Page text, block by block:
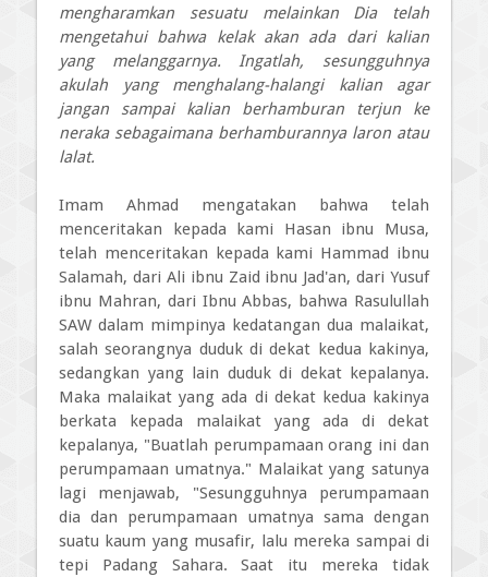
mengharamkan sesuatu melainkan Dia telah
mengetahui bahwa kelak akan ada dari kalian
yang melanggarnya. Ingatlah, sesungguhnya
akulah yang menghalang-halangi kalian agar
jangan sampai kalian berhamburan terjun ke
neraka sebagaimana berhamburannya laron atau
lalat.
Imam Ahmad mengatakan bahwa telah
menceritakan kepada kami Hasan ibnu Musa,
telah menceritakan kepada kami Hammad ibnu
Salamah, dari Ali ibnu Zaid ibnu Jad'an, dari Yusuf
ibnu Mahran, dari Ibnu Abbas, bahwa Rasulullah
SAW dalam mimpinya kedatangan dua malaikat,
salah seorangnya duduk di dekat kedua kakinya,
sedangkan yang lain duduk di dekat kepalanya.
Maka malaikat yang ada di dekat kedua kakinya
berkata kepada malaikat yang ada di dekat
kepalanya, "Buatlah perumpamaan orang ini dan
perumpamaan umatnya." Malaikat yang satunya
lagi menjawab, "Sesungguhnya perumpamaan
dia dan perumpamaan umatnya sama dengan
suatu kaum yang musafir, lalu mereka sampai di
tepi Padang Sahara. Saat itu mereka tidak